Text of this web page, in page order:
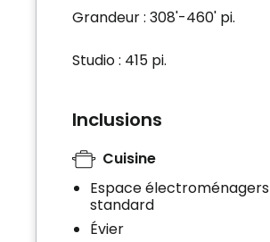
Grandeur : 308'-460' pi.
Studio : 415 pi.
Inclusions
Cuisine
Espace électroménagers
standard
Évier